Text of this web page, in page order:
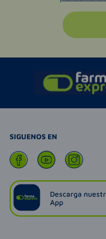
SIGUENOS EN
Descarga
App